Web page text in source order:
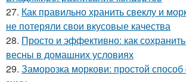
27. Как правильно хранить свеклу и
не потеряли свои вкусовые качества
28. Просто и эффективно: как
весны в домашних условиях
29. Заморозка моркови: простой